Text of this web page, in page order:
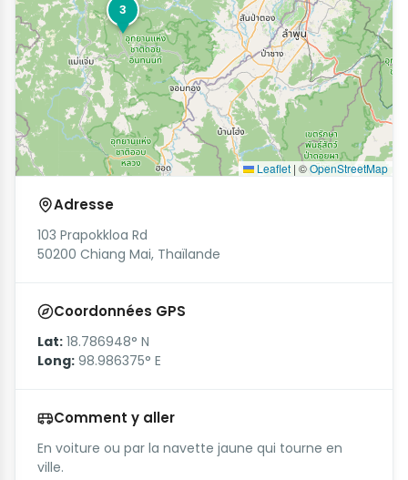
3
Leaflet | ©OpenStreetMap
Adresse
103 Prapokkloa Rd
50200 Chiang Mai, Thaïlande
Coordonnées GPS
Lat: 18.786948° N
Long: 98.986375° E
Comment y aller
En voiture ou par la navette jaune qui tourne en
ville.